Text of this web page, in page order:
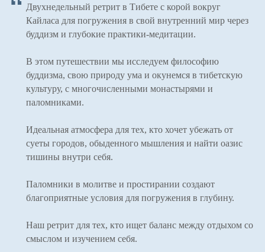
“ Двухнедельный ретрит в Тибете с корой вокруг
Кайласа для погружения в свой внутренний мир через
буддизм и глубокие практики-медитации.
В этом путешествии мы исследуем философию
буддизма, свою природу ума и окунемся в тибетскую
культуру, с многочисленными монастырями и
паломниками.
Идеальная атмосфера для тех, кто хочет убежать от
суеты городов, обыденного мышления и найти оазис
тишины внутри себя.
Паломники в молитве и простирании создают
благоприятные условия для погружения в глубину.
Наш ретрит для тех, кто ищет баланс между отдыхом со
смыслом и изучением себя.